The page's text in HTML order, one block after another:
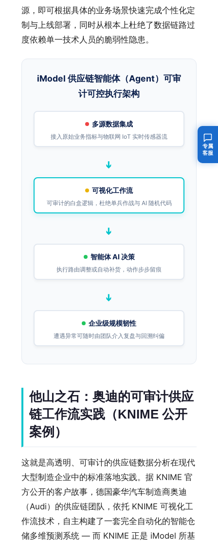
源，即可根据具体的业务场景快速完成个性化定
制与上线部署，同时从根本上杜绝了数据链路过
度依赖单一技术人员的脆弱性隐患。
iModel 供应链智能体（Agent）可审
计可控执行架构
多源数据集成
接入原始业务指标与物联网 IoT 实时传感器流
➔
可视化工作流
可审计的白盒逻辑，杜绝单兵作战与 AI 随机代码
➔
智能体 AI 决策
执行路由调整或自动补货，动作步步留痕
➔
企业级规模韧性
遭遇异常可随时由团队介入复盘与回溯纠偏
他山之石：奥迪的可审计供应
链工作流实践（KNIME 公开
案例）
这就是高透明、可审计的供应链数据分析在现代
大型制造企业中的标准落地实践。据 KNIME 官
方公开的客户故事，德国豪华汽车制造商奥迪
（Audi）的供应链团队，依托 KNIME 可视化工
作流技术，自主构建了一套完全自动化的智能仓
储多维预测系统 — 而 KNIME 正是 iModel 所基
专属
客服